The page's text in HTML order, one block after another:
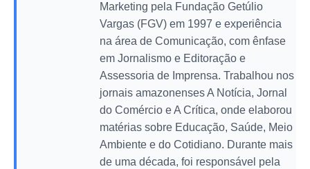
Marketing pela Fundação Getúlio
Vargas (FGV) em 1997 e experiência
na área de Comunicação, com ênfase
em Jornalismo e Editoração e
Assessoria de Imprensa. Trabalhou nos
jornais amazonenses A Notícia, Jornal
do Comércio e A Crítica, onde elaborou
matérias sobre Educação, Saúde, Meio
Ambiente e do Cotidiano. Durante mais
de uma década, foi responsável pela